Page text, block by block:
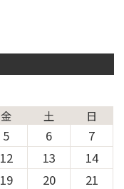
金 土 日
5 6
7
12 13
14
19 20
21